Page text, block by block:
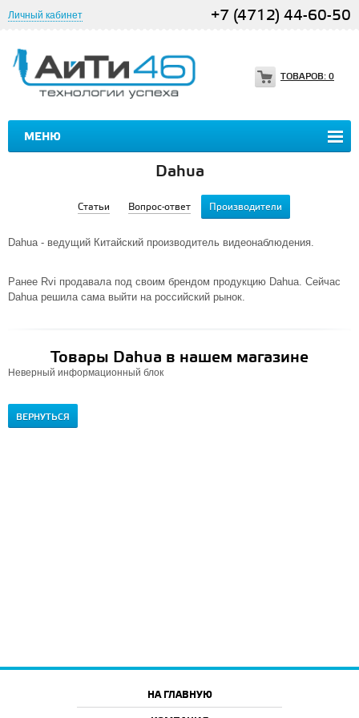
Личный кабинет +7 (4712) 44-60-50
МЕНЮ
ТОВАРОВ: 0
Dahua
Статьи Вопрос-ответ Производители
Dahua - ведущий Китайский производитель видеонаблюдения.
Ранее Rvi продавала под своим брендом продукцию Dahua. Сейчас
Dahua решила сама выйти на российский рынок.
Товары Dahua в нашем магазине
Неверный информационный блок
ВЕРНУТЬСЯ
НА ГЛАВНУЮ